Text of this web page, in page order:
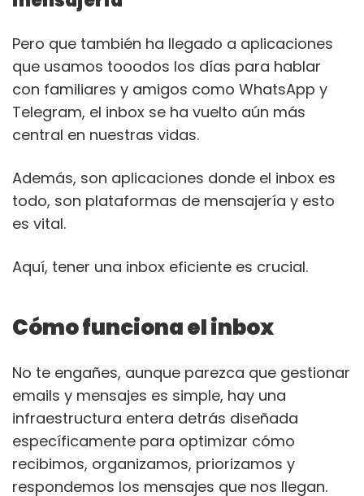
Pero que también ha llegado a aplicaciones
que usamos tooodos los días para hablar
con familiares y amigos como WhatsApp y
Telegram, el inbox se ha vuelto aún más
central en nuestras vidas.
Además, son aplicaciones donde el inbox es
todo, son plataformas de mensajería y esto
es vital.
Aquí, tener una inbox eficiente es crucial.
Cómo funciona el inbox
No te engañes, aunque parezca que gestionar
emails y mensajes es simple, hay una
infraestructura entera detrás diseñada
específicamente para optimizar cómo
recibimos, organizamos, priorizamos y
respondemos los mensajes que nos llegan.